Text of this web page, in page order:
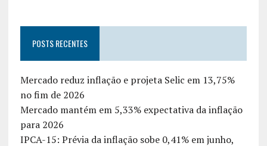
POSTS RECENTES
Mercado reduz inflação e projeta Selic em 13,75%
no fim de 2026
Mercado mantém em 5,33% expectativa da inflação
para 2026
IPCA-15: Prévia da inflação sobe 0,41% em junho,